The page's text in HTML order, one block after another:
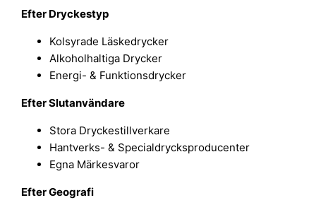
Efter Dryckestyp
Kolsyrade Läskedrycker
Alkoholhaltiga Drycker
Energi- & Funktionsdrycker
Efter Slutanvändare
Stora Dryckestillverkare
Hantverks- & Specialdrycksproducenter
Egna Märkesvaror
Efter Geografi